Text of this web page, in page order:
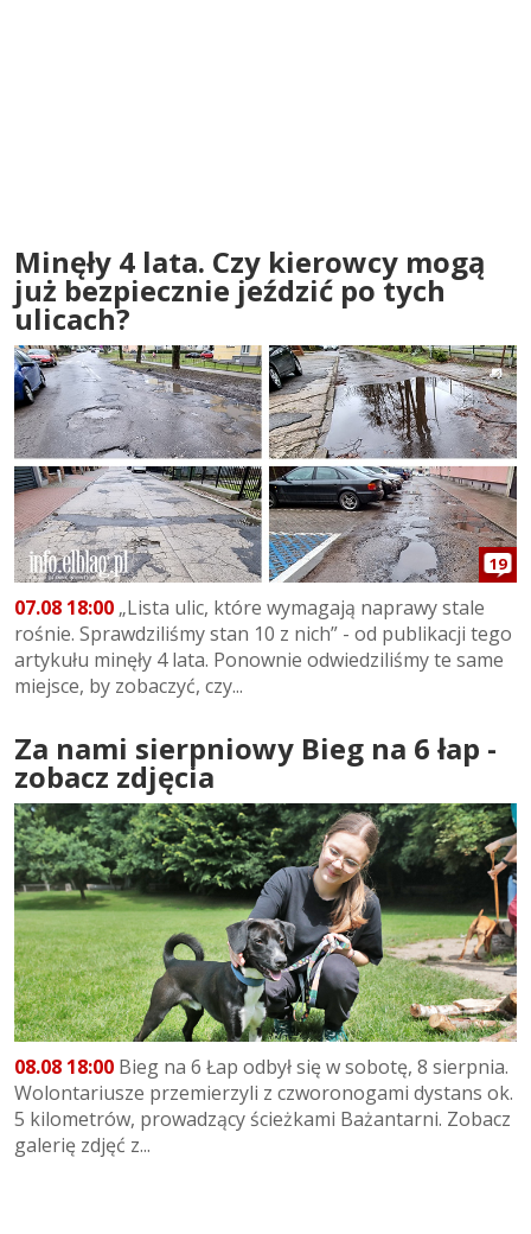
Minęły 4 lata. Czy kierowcy mogą
już bezpiecznie jeździć po tych
ulicach?
19
07.08 18:00 „Lista ulic, które wymagają naprawy stale
rośnie. Sprawdziliśmy stan 10 z nich” - od publikacji tego
artykułu minęły 4 lata. Ponownie odwiedziliśmy te same
miejsce, by zobaczyć, czy...
Za nami sierpniowy Bieg na 6 łap -
zobacz zdjęcia
08.08 18:00 Bieg na 6 Łap odbył się w sobotę, 8 sierpnia.
Wolontariusze przemierzyli z czworonogami dystans ok.
5 kilometrów, prowadzący ścieżkami Bażantarni. Zobacz
galerię zdjęć z...